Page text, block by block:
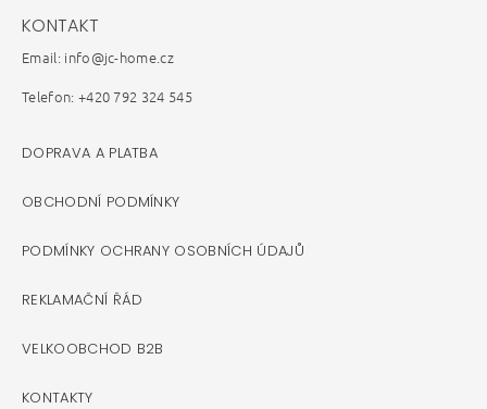
KONTAKT
Email: info@jc-home.cz
Telefon: +420 792 324 545
DOPRAVA A PLATBA
OBCHODNÍ PODMÍNKY
PODMÍNKY OCHRANY OSOBNÍCH ÚDAJŮ
REKLAMAČNÍ ŘÁD
VELKOOBCHOD B2B
KONTAKTY